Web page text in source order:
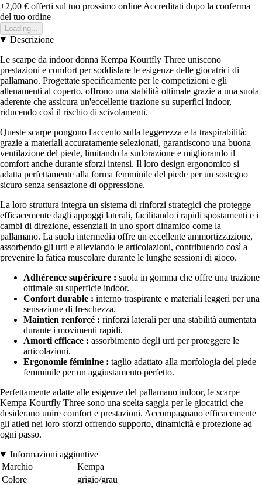
+2,00 € offerti sul tuo prossimo ordine Accreditati dopo la conferma
del tuo ordine
Loading...
Descrizione
Le scarpe da indoor donna Kempa Kourtfly Three uniscono
prestazioni e comfort per soddisfare le esigenze delle giocatrici di
pallamano. Progettate specificamente per le competizioni e gli
allenamenti al coperto, offrono una stabilità ottimale grazie a una suola
aderente che assicura un'eccellente trazione su superfici indoor,
riducendo così il rischio di scivolamenti.
Queste scarpe pongono l'accento sulla leggerezza e la traspirabilità:
grazie a materiali accuratamente selezionati, garantiscono una buona
ventilazione del piede, limitando la sudorazione e migliorando il
comfort anche durante sforzi intensi. Il loro design ergonomico si
adatta perfettamente alla forma femminile del piede per un sostegno
sicuro senza sensazione di oppressione.
La loro struttura integra un sistema di rinforzi strategici che protegge
efficacemente dagli appoggi laterali, facilitando i rapidi spostamenti e i
cambi di direzione, essenziali in uno sport dinamico come la
pallamano. La suola intermedia offre un eccellente ammortizzazione,
assorbendo gli urti e alleviando le articolazioni, contribuendo così a
prevenire la fatica muscolare durante le lunghe sessioni di gioco.
Adhérence supérieure : suola in gomma che offre una trazione
ottimale su superficie indoor.
Confort durable : interno traspirante e materiali leggeri per una
sensazione di freschezza.
Maintien renforcé : rinforzi laterali per una stabilità aumentata
durante i movimenti rapidi.
Amorti efficace : assorbimento degli urti per proteggere le
articolazioni.
Ergonomie féminine : taglio adattato alla morfologia del piede
femminile per un aggiustamento perfetto.
Perfettamente adatte alle esigenze del pallamano indoor, le scarpe
Kempa Kourtfly Three sono una scelta saggia per le giocatrici che
desiderano unire comfort e prestazioni. Accompagnano efficacemente
gli atleti nei loro sforzi offrendo supporto, dinamicità e protezione ad
ogni passo.
Informazioni aggiuntive
Marchio
Kempa
Colore
grigio/grau